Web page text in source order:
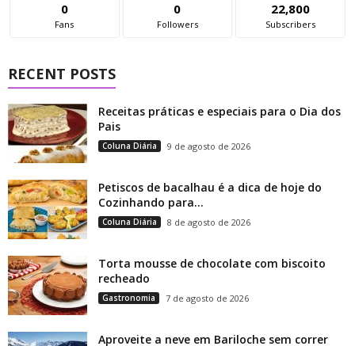
0
Fans
0
Followers
22,800
Subscribers
RECENT POSTS
Receitas práticas e especiais para o Dia dos
Pais
Coluna Diária 9 de agosto de 2026
Petiscos de bacalhau é a dica de hoje do
Cozinhando para...
Coluna Diária 8 de agosto de 2026
Torta mousse de chocolate com biscoito
recheado
Gastronomia 7 de agosto de 2026
Aproveite a neve em Bariloche sem correr